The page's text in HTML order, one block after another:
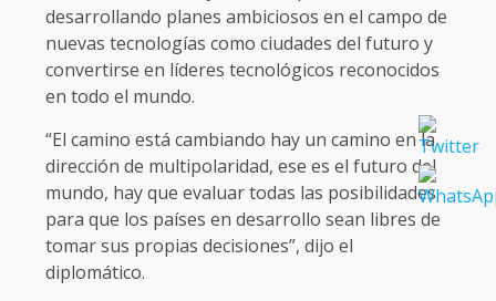
desarrollando planes ambiciosos en el campo de
nuevas tecnologías como ciudades del futuro y
convertirse en líderes tecnológicos reconocidos
en todo el mundo.
“El camino está cambiando hay un camino en la
dirección de multipolaridad, ese es el futuro del
mundo, hay que evaluar todas las posibilidades
para que los países en desarrollo sean libres de
tomar sus propias decisiones”, dijo el
diplomático.